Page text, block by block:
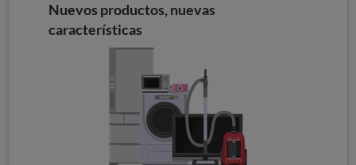
Nuevos productos, nuevas
características